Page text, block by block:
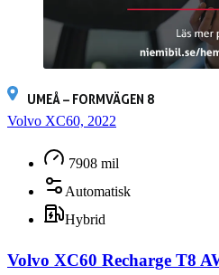
UMEÅ – FORMVÄGEN 8
Volvo XC60, 2022
7908 mil
Automatisk
Hybrid
Volvo XC60 Recharge T8